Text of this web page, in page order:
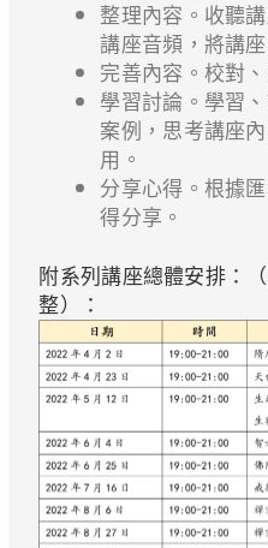
整理內容。收聽
講座音頻，將講
完善內容。校對
學習討論。學習
案例，思考講座
用。
分享心得。根據
得分享。
附系列講座總體安排：
整）：